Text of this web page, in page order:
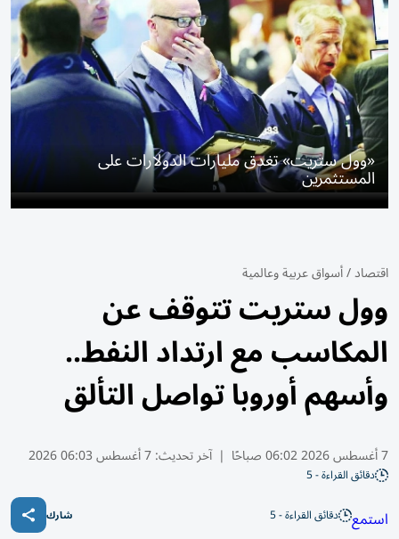
«وول ستريت» تغدق مليارات الدولارات على
المستثمرين
اقتصاد/أسواق عربية وعالمية
وول ستريت تتوقف عن
المكاسب مع ارتداد النفط..
وأسهم أوروبا تواصل التألق
7 أغسطس 2026 06:02 صباحًا | آخر تحديث:7 أغسطس 06:03 2026
دقائق القراءة - 5
استمع دقائق القراءة - 5 شارك